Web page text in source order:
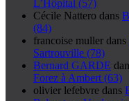
L’Hôpital (57)
Cécile Nattero dans
(84)
francoise muller dans
Sartrouville (78)
Bernard GARDE
Forez à Ambert (63)
olivier lefebvre dans